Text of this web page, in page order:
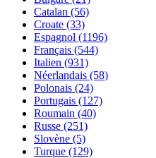
Catalan (56)
Croate (33)
Espagnol (1196)
Français (544)
Italien (931)
Néerlandais (58)
Polonais (24)
Portugais (127)
Roumain (40)
Russe (251)
Slovène (5)
Turque (129)